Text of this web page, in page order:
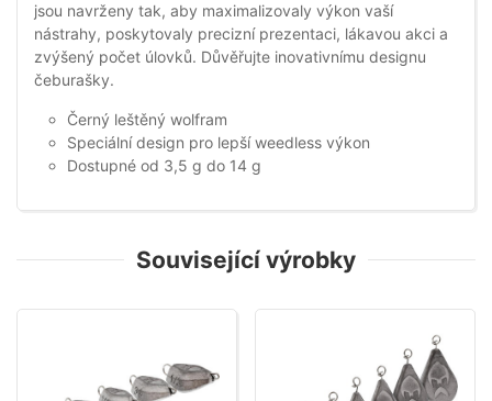
jsou navrženy tak, aby maximalizovaly výkon vaší
nástrahy, poskytovaly precizní prezentaci, lákavou akci a
zvýšený počet úlovků. Důvěřujte inovativnímu designu
čeburašky.
Černý leštěný wolfram
Speciální design pro lepší weedless výkon
Dostupné od 3,5 g do 14 g
Související výrobky